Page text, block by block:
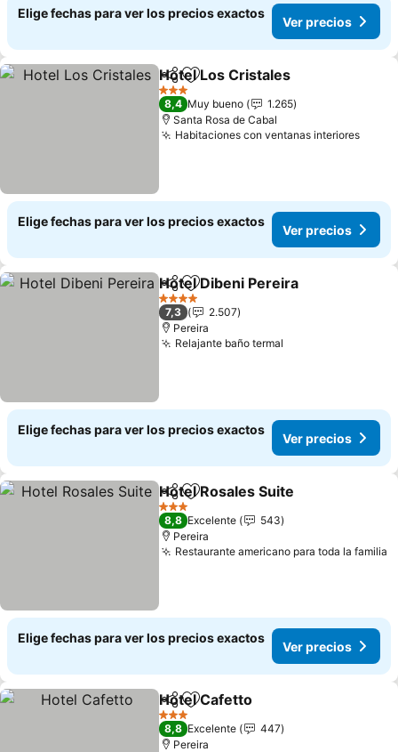
Elige fechas para ver los precios exactos
Ver precios
CompartirAgregar a favoritos
Hotel Los Cristales
3 Estrellas
8,4 Muy bueno
1.265
Santa Rosa de Cabal
Habitaciones con ventanas interiores
Elige fechas para ver los precios exactos
Ver precios
CompartirAgregar a favoritos
Hotel Dibeni Pereira
4 Estrellas
7,3
2.507
Pereira
Relajante baño termal
Elige fechas para ver los precios exactos
Ver precios
CompartirAgregar a favoritos
Hotel Rosales Suite
3 Estrellas
8,8 Excelente
543
Pereira
Restaurante americano para toda la familia
Elige fechas para ver los precios exactos
Ver precios
CompartirAgregar a favoritos
Hotel Cafetto
3 Estrellas
8,8 Excelente
447
Pereira